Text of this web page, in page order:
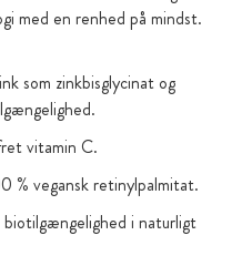
med en renhed på mindst.
som zinkbisglycinat og
vitamin C.
% vegansk retinylpalmitat.
biotilgængelighed i naturligt